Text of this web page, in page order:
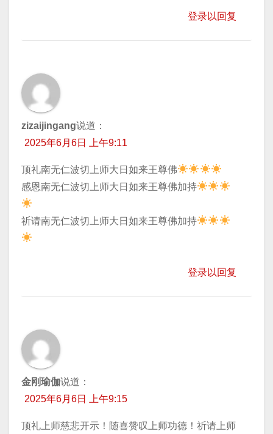
登录以回复
zizaijingang说道：
2025年6月6日 上午9:11
顶礼南无仁波切上师大日如来王尊佛
​感恩南无仁波切上师大日如来王尊佛加持
​祈请南无仁波切上师大日如来王尊佛加持
登录以回复
金刚瑜伽说道：
2025年6月6日 上午9:15
顶礼上师慈悲开示！随喜赞叹上师功德！祈请上师